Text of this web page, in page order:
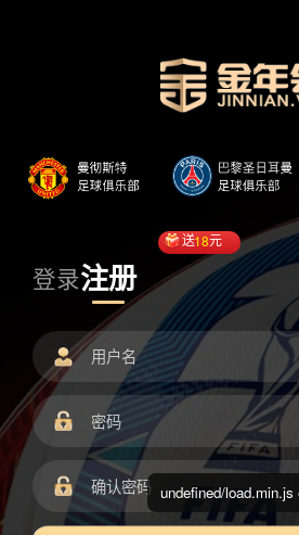
登录注册
送18元
undefined/load.min.js